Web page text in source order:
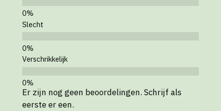
Slecht
Verschrikkelijk
Er zijn nog geen beoordelingen. Schrijf als
eerste er een.